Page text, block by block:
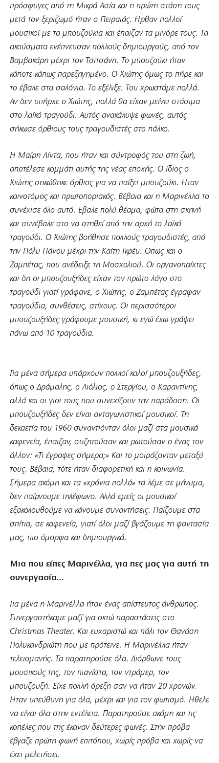
πρόσφυγες από τη Μικρά Ασία και η πρώτη στάση τους
μετά τον ξεριζωμό ήταν ο Πειραιάς. Ηρθαν πολλοί
μουσικοί με τα μπουζούκια και έπαιζαν τα μινόρε τους. Τα
ακούσματα ενέπνευσαν πολλούς δημιουργούς, από τον
Βαμβακάρη μέχρι τον Τσιτσάνη. Το μπουζούκι ήταν
κάποτε κάπως παρεξηγημένο. Ο Χιώτης όμως το πήρε και
το έβαλε στα σαλόνια. Το εξέλιξε. Του χρωστάμε πολλά.
Αν δεν υπήρχε ο Χιώτης, πολλά θα είχαν μείνει στάσιμα
στο λαϊκό τραγούδι. Αυτός ανακάλυψε φωνές, αυτός
σήκωσε όρθιους τους τραγουδιστές στο πάλκο.
Η Μαίρη Λίντα, που ήταν και σύντροφός του στη ζωή,
αποτέλεσε κομμάτι αυτής της νέας εποχής. Ο ίδιος ο
Χιώτης σηκώθηκε όρθιος για να παίξει μπουζούκι. Ηταν
καινοτόμος και πρωτοποριακός. Βέβαια και η Μαρινέλλα το
συνέχισε όλο αυτό. Εβαλε πολύ θέαμα, φώτα στη σκηνή
και συνέβαλε στο να στηθεί από την αρχή το λαϊκό
τραγούδι. Ο Χιώτης βοήθησε πολλούς τραγουδιστές, από
την Πόλυ Πάνου μέχρι την Καίτη Γκρέυ. Οπως και ο
Ζαμπέτας, που ανέδειξε τη Μοσχολιού. Οι οργανοπαίχτες
και δη οι μπουζουξήδες είχαν τον πρώτο λόγο στο
τραγούδι γιατί γράφανε, ο Χιώτης, ο Ζαμπέτας έγραφαν
τραγούδια, συνθέσεις, στίχους. Οι περισσότεροι
μπουζουξήδες γράφουμε μουσική, κι εγώ έχω γράψει
πάνω από 10 τραγούδια.
Για μένα σήμερα υπάρχουν πολλοί καλοί μπουζουξήδες,
όπως ο Δράμαλης, ο Λιόλιος, ο Στεργίου, ο Καραντίνης,
αλλά και οι γιοι τους που συνεχίζουν την παράδοση. Οι
μπουζουξήδες δεν είναι ανταγωνιστικοί μουσικοί. Τη
δεκαετία του 1960 συναντιόνταν όλοι μαζί στα μουσικά
καφενεία, έπαιζαν, συζητούσαν και ρωτούσαν ο ένας τον
άλλον: «Τι έγραψες σήμερα;» Και το μοιράζονταν μεταξύ
τους. Βέβαια, τότε ήταν διαφορετική και η κοινωνία.
Σήμερα ακόμη και τα «χρόνια πολλά» τα λέμε σε μήνυμα,
δεν παίρνουμε τηλέφωνο. Αλλά εμείς οι μουσικοί
εξακολουθούμε να κάνουμε συναντήσεις. Παίζουμε στα
σπίτια, σε καφενεία, γιατί όλοι μαζί βγάζουμε τη φαντασία
μας, πιο όμορφα και δημιουργικά.
Μια που είπες Μαρινέλλα, για πες μας για αυτή τη
συνεργασία…
Για μένα η Μαρινέλλα ήταν ένας απίστευτος άνθρωπος.
Συνεργαστήκαμε μαζί για οκτώ παραστάσεις στο
Christmas Theater. Και ευχαριστώ και πάλι τον Θανάση
Πολυκανδριώτη που με πρότεινε. Η Μαρινέλλα ήταν
τελειομανής. Τα παρατηρούσε όλα. Διόρθωνε τους
μουσικούς της, τον πιανίστα, τον ντράμερ, τον
μπουζουξή. Είχε πολλή όρεξη σαν να ήταν 20 χρονών.
Ηταν υπεύθυνη για όλα, μέχρι και για τον φωτισμό. Ηθελε
να είναι όλα στην εντέλεια. Παρατηρούσε ακόμη και τις
κοπέλες που της έκαναν δεύτερες φωνές. Στην πρόβα
έβγαζε πρώτη φωνή επιτόπου, χωρίς πρόβα και χωρίς να
έχει μελετήσει.